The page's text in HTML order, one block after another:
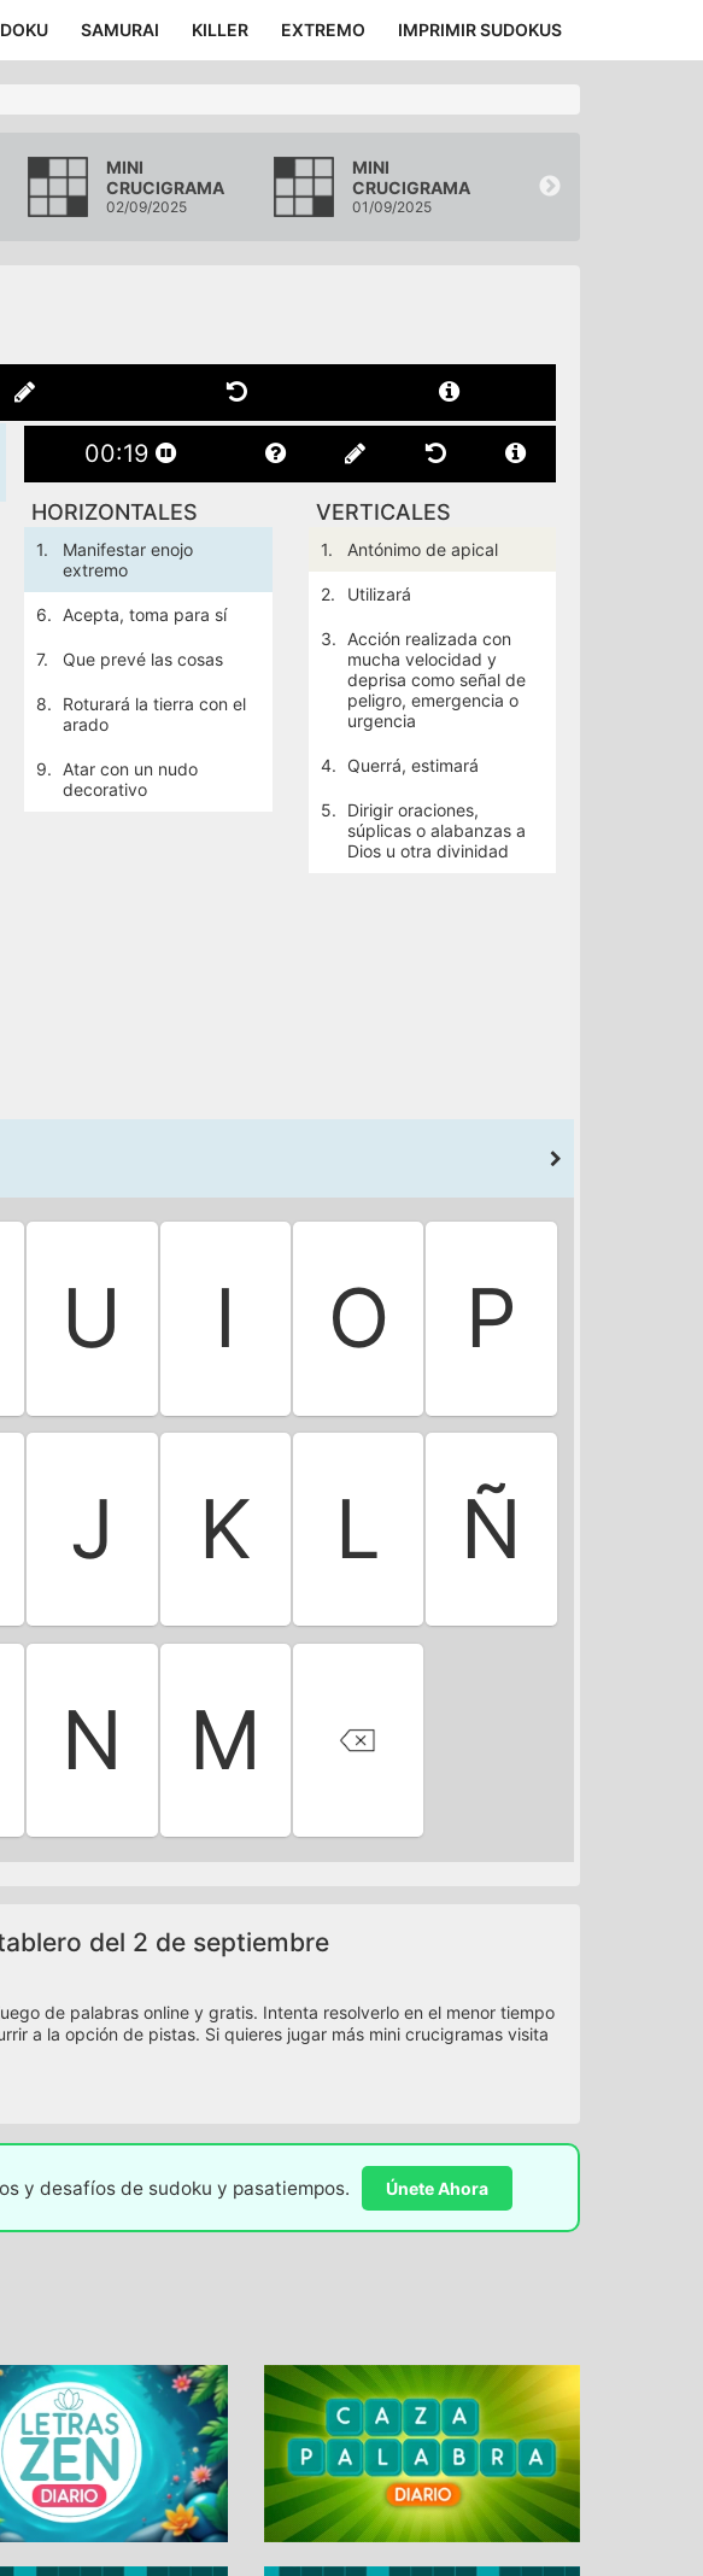
SAMURAI KILLER EXTREMO IMPRIMIR SUDOKUS
MINI
CRUCIGRAMA
02/09/2025
MINI
CRUCIGRAMA
01/09/2025
00:20
HORIZONTALES
1.
Manifestar enojo
extremo
6. Acepta, toma para sí
7. Que prevé las cosas
8.
Roturará la tierra con el
arado
9.
Atar con un nudo
decorativo
VERTICALES
1. Antónimo de apical
2. Utilizará
3.
Acción realizada con
mucha velocidad y
deprisa como señal de
peligro, emergencia o
urgencia
4. Querrá, estimará
5.
Dirigir oraciones,
súplicas o alabanzas a
Dios u otra divinidad
U I O P
J K L Ñ
N M
del 2 de septiembre
de palabras online y gratis. Intenta resolverlo en el menor tiempo
a la opción de pistas. Si quieres jugar más mini crucigramas visita
y desafíos de sudoku y pasatiempos. Únete Ahora